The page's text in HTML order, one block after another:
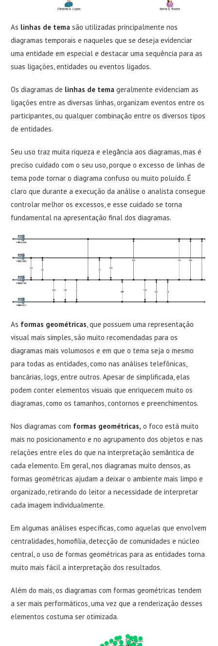
As linhas de tema são utilizadas principalmente nos
diagramas temporais e naqueles que se deseja evidenciar
uma entidade em especial e destacar uma sequência para as
suas ligações, entidades ou eventos ligados.
Os diagramas de linhas de tema geralmente evidenciam as
ligações entre as diversas linhas, organizam eventos entre os
participantes, ou qualquer combinação entre os diversos tipos
de entidades.
Seu uso traz muita riqueza e elegância aos diagramas, mas é
preciso cuidado com o seu uso, porque o excesso de linhas de
tema pode tornar o diagrama confuso ou muito poluído. É
claro que durante a execução da análise o analista consegue
controlar melhor os excessos, e esse cuidado se torna
fundamental na apresentação final dos diagramas.
As formas geométricas, que possuem uma representação
visual mais simples, são muito recomendadas para os
diagramas mais volumosos e em que o tema seja o mesmo
para todas as entidades, como nas análises telefônicas,
bancárias, logs, entre outros. Apesar de simplificada, elas
podem conter elementos visuais que enriquecem muito os
diagramas, como os tamanhos, contornos e preenchimentos.
Nos diagramas com formas geométricas, o foco está muito
mais no posicionamento e no agrupamento dos objetos e nas
relações entre eles do que na interpretação semântica de
cada elemento. Em geral, nos diagramas muito densos, as
formas geométricas ajudam a deixar o ambiente mais limpo e
organizado, retirando do leitor a necessidade de interpretar
cada imagem individualmente.
Em algumas análises específicas, como aquelas que envolvem
centralidades, homofilia, detecção de comunidades e núcleo
central, o uso de formas geométricas para as entidades torna
muito mais fácil a interpretação dos resultados.
Além do mais, os diagramas com formas geométricas tendem
a ser mais performáticos, uma vez que a renderização desses
elementos costuma ser otimizada.